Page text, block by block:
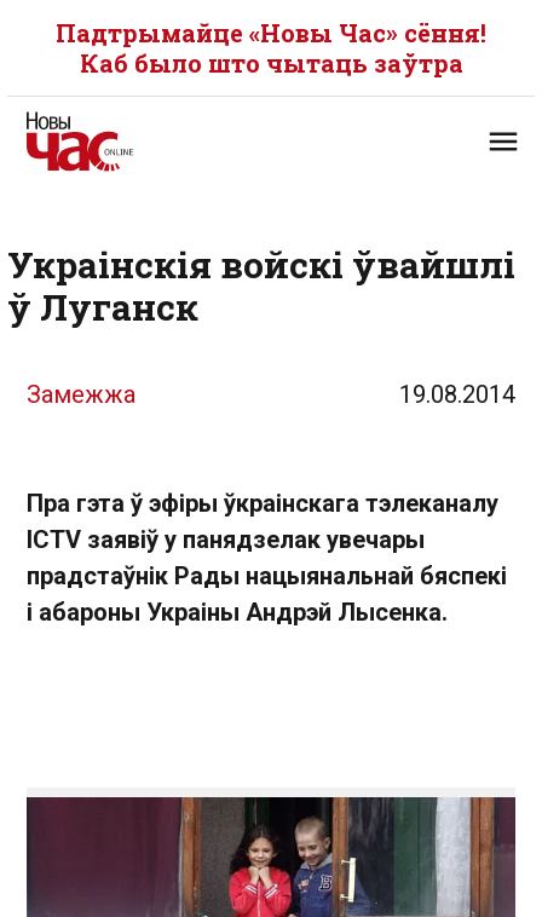
Падтрымайце «Новы Час» сёння!
Каб было што чытаць заўтра
Украінскія войскі ўвайшлі
ў Луганск
Замежжа 19.08.2014
Пра гэта ў эфіры ўкраінскага тэлеканалу
ICTV заявіў у панядзелак увечары
прадстаўнік Рады нацыянальнай бяспекі
і абароны Украіны Андрэй Лысенка.